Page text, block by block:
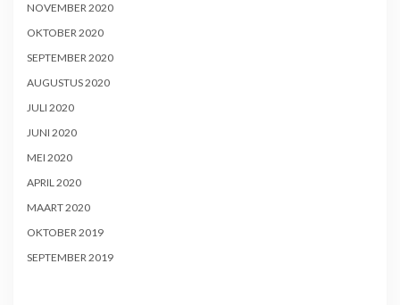
NOVEMBER 2020
OKTOBER 2020
SEPTEMBER 2020
AUGUSTUS 2020
JULI 2020
JUNI 2020
MEI 2020
APRIL 2020
MAART 2020
OKTOBER 2019
SEPTEMBER 2019